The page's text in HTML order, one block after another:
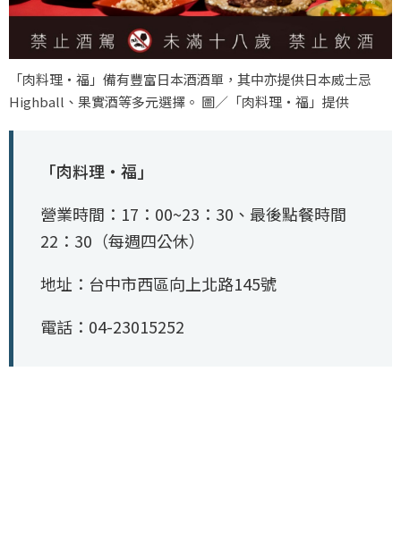
「肉料理‧福」備有豐富日本酒酒單，其中亦提供日本威士忌
Highball、果實酒等多元選擇。 圖／「肉料理‧福」提供
「肉料理‧福」
營業時間：17：00~23：30、最後點餐時間
22：30（每週四公休）
地址：台中市西區向上北路145號
電話：04-23015252